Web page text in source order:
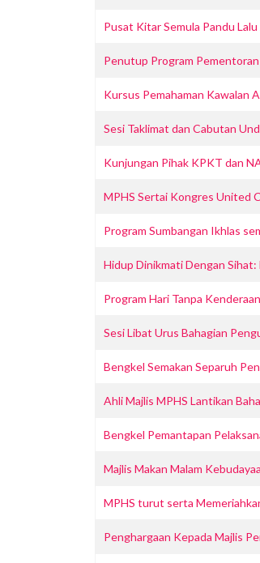
Pusat Kitar Semula Pandu
Penutup Program
Kursus Pemahaman Kawalan
Sesi Taklimat dan Cabutan
Kunjungan Pihak KPKT dan
MPHS Sertai Kongres United
Program Sumbangan Ikhlas
Hidup Dinikmati Dengan
Program Hari Tanpa
Sesi Libat Urus Bahagian
Bengkel Semakan Separuh
Ahli Majlis MPHS Lantikan
Bengkel Pemantapan
Majlis Makan Malam
MPHS turut serta
Penghargaan Kepada Majlis